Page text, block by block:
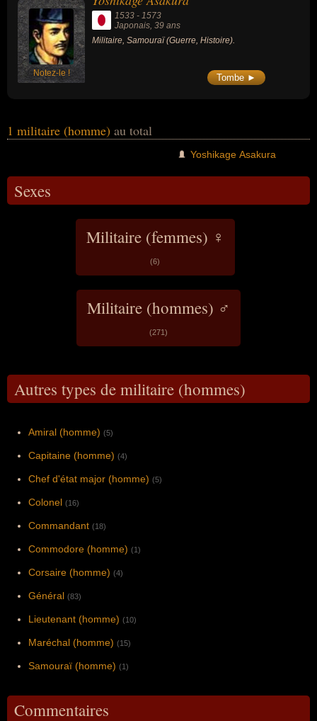
peuvent avoir été japonais par exemple.
Notez-le !
1533 - 1573
Japonais, 39 ans
Militaire, Samouraï (Guerre, Histoire).
Tombe ►
1 militaire (homme) au total
Yoshikage Asakura
Sexes
Militaire (femmes) ♀
(6)
Militaire (hommes) ♂
(271)
Autres types de militaire (hommes)
Amiral (homme) (5)
Capitaine (homme) (4)
Chef d'état major (homme) (5)
Colonel (16)
Commandant (18)
Commodore (homme) (1)
Corsaire (homme) (4)
Général (83)
Lieutenant (homme) (10)
Maréchal (homme) (15)
Samouraï (homme) (1)
Commentaires